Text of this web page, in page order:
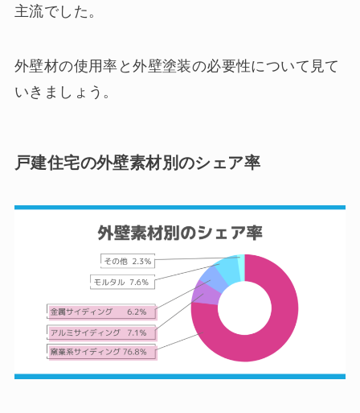
主流でした。
外壁材の使用率と外壁塗装の必要性について見て
いきましょう。
戸建住宅の外壁素材別のシェア率